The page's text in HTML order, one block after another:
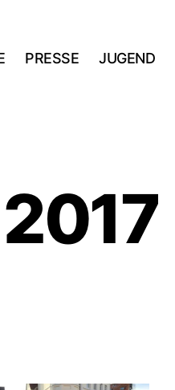
PRESSE JUGEND